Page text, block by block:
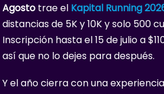
Agosto trae el Kapital Running
distancias de 5K y 10K y solo 500
Inscripción hasta el 15 de julio a
así que no lo dejes para después.
Y el año cierra con una experiencia